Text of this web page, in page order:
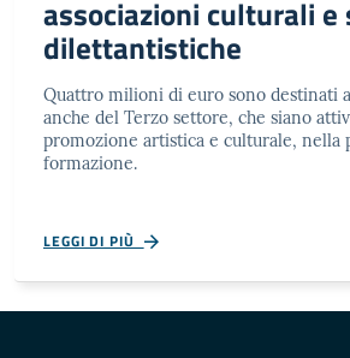
associazioni culturali e
dilettantistiche
Quattro milioni di euro sono destinati
anche del Terzo settore, che siano
promozione artistica e culturale, nella
formazione.
LEGGI DI PIÙ